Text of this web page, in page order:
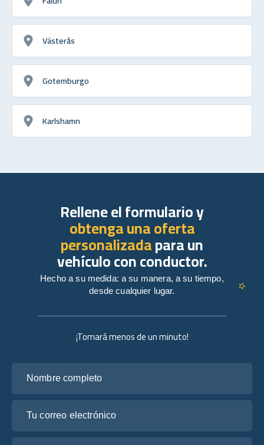
Västerås
Gotemburgo
Karlshamn
¡Tomará menos de un minuto!
Rellene el formulario y
obtenga una oferta
personalizadapara un
vehículo con conductor.
Hecho a su medida: a su manera, a su tiempo,
desde cualquier lugar.